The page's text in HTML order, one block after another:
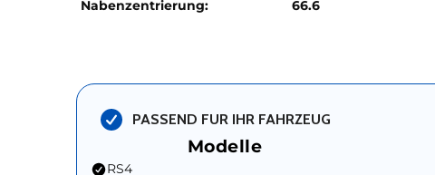
Nabenzentrierung:
66.6
PASSEND FUR IHR FAHRZEUG
Modelle
RS4